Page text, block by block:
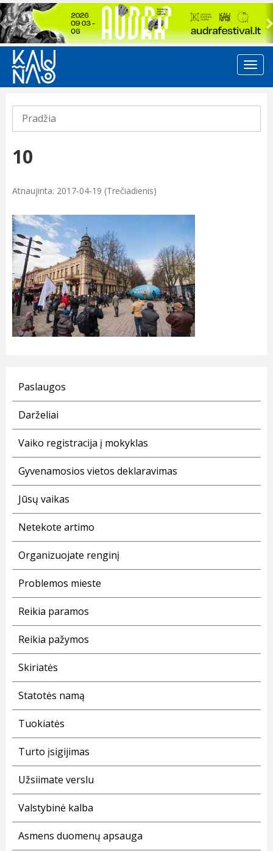
Previous
Pradžia
10
Atnaujinta: 2017-04-19 (Trečiadienis)
Paslaugos
Darželiai
Vaiko registracija į mokyklas
Gyvenamosios vietos deklaravimas
Jūsų vaikas
Netekote artimo
Organizuojate renginį
Problemos mieste
Reikia paramos
Reikia pažymos
Skiriatės
Statotės namą
Tuokiatės
Turto įsigijimas
Užsiimate verslu
Valstybinė kalba
Asmens duomenų apsauga